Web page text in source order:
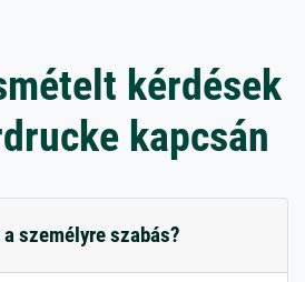
kérdések
kapcsán
személyre szabás?